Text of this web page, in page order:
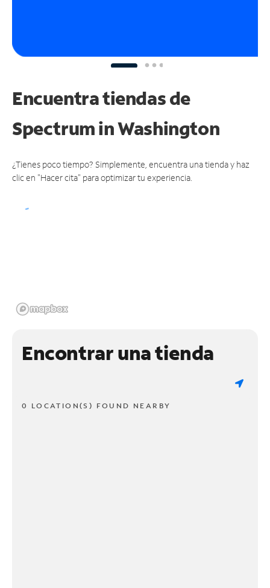
Encuentra tiendas de
Spectrumin Washington
¿Tienes poco tiempo? Simplemente, encuentra una tienda y haz
clic en "Hacer cita" para optimizar tu experiencia.
Encontrar una tienda
0 LOCATION(S) FOUND NEARBY